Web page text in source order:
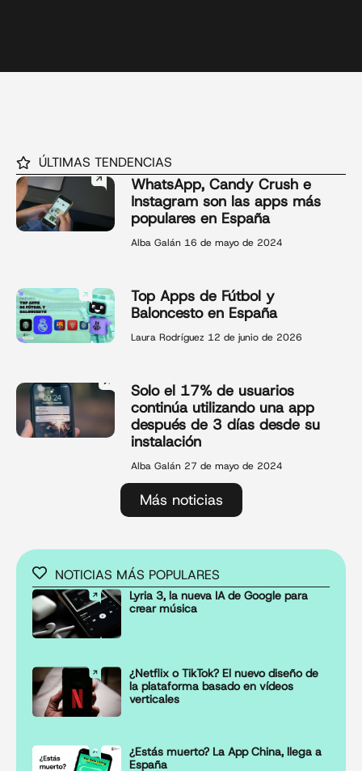
ÚLTIMAS TENDENCIAS
WhatsApp, Candy Crush e
Instagram son las apps más
populares en España
Alba Galán 16 de mayo de 2024
Top Apps de Fútbol y
Baloncesto en España
Laura Rodríguez 12 de junio de 2026
Solo el 17% de usuarios
continúa utilizando una app
después de 3 días desde su
instalación
Alba Galán 27 de mayo de 2024
Más noticias
NOTICIAS MÁS POPULARES
Lyria 3, la nueva IA de Google para
crear música
¿Netflix o TikTok? El nuevo diseño de
la plataforma basado en vídeos
verticales
¿Estás muerto? La App China, llega a
España